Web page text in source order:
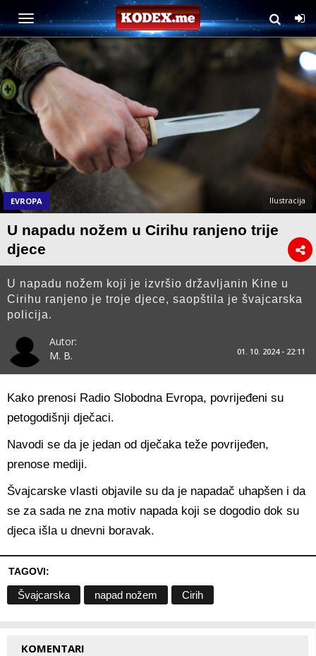
EVROPA Ilustracija
U napadu nožem u Cirihu ranjeno trije
djece
U napadu nožem koji je izvršio državljanin Kine u
Cirihu ranjeno je troje djece, saopštila je švajcarska
policija.
Autor:
M. B.
01. 10. 2024 - 22:11
Kako prenosi Radio Slobodna Evropa, povrijeđeni su
petogodišnji dječaci.
Navodi se da je jedan od dječaka teže povrijeđen,
prenose mediji.
Švajcarske vlasti objavile su da je napadač uhapšen i da
se za sada ne zna motiv napada koji se dogodio dok su
djeca išla u dnevni boravak.
TAGOVI:
Švajcarska napad nožem Cirih
KOMENTARI